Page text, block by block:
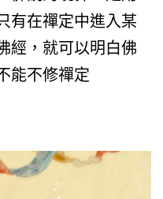
有在禪定中進入某
經，就可以明白佛
能不修禪定